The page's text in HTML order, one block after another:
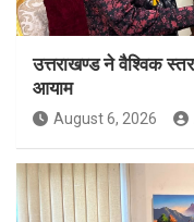
उत्तराखण्ड ने वैश्विक
आयाम
August 6, 2026